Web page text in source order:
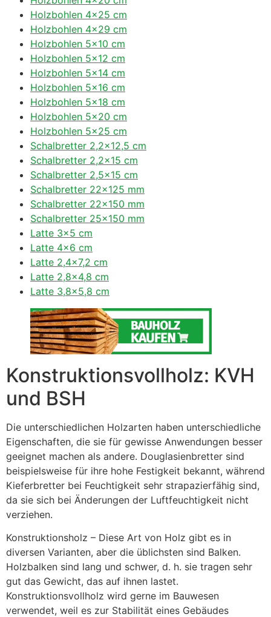
Holzbohlen 4×25 cm
Holzbohlen 4×29 cm
Holzbohlen 5×10 cm
Holzbohlen 5×12 cm
Holzbohlen 5×14 cm
Holzbohlen 5×16 cm
Holzbohlen 5×18 cm
Holzbohlen 5×20 cm
Holzbohlen 5×25 cm
Schalbretter 2,2×12,5 cm
Schalbretter 2,2×15 cm
Schalbretter 2,5×15 cm
Schalbretter 22×125 mm
Schalbretter 22×150 mm
Schalbretter 25×150 mm
Latte 3×5 cm
Latte 4×6 cm
Latte 2,4×7,2 cm
Latte 2,8×4,8 cm
Latte 3,8×5,8 cm
Konstruktionsvollholz: KVH
und BSH
Die unterschiedlichen Holzarten haben unterschiedliche
Eigenschaften, die sie für gewisse Anwendungen besser
geeignet machen als andere. Douglasienbretter sind
beispielsweise für ihre hohe Festigkeit bekannt, während
Kieferbretter bei Feuchtigkeit sehr strapazierfähig sind,
da sie sich bei Änderungen der Luftfeuchtigkeit nicht
verziehen.
Konstruktionsholz – Diese Art von Holz gibt es in
diversen Varianten, aber die üblichsten sind Balken.
Holzbalken sind lang und schwer, d. h. sie tragen sehr
gut das Gewicht, das auf ihnen lastet.
Konstruktionsvollholz wird gerne im Bauwesen
verwendet, weil es zur Stabilität eines Gebäudes